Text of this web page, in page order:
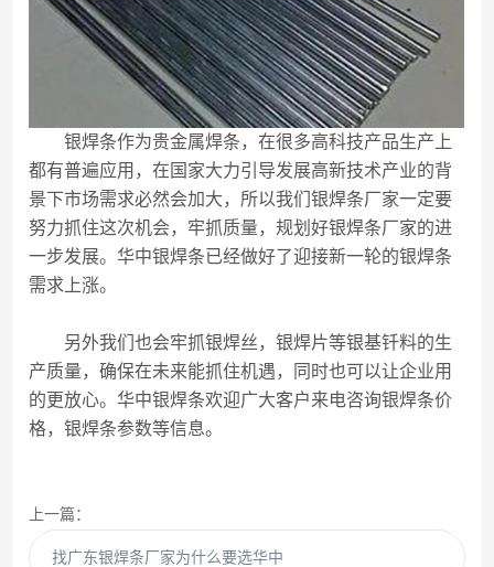
银焊条作为贵金属焊条，在很多高科技产品生产上
都有普遍应用，在国家大力引导发展高新技术产业的背
景下市场需求必然会加大，所以我们银焊条厂家一定要
努力抓住这次机会，牢抓质量，规划好银焊条厂家的进
一步发展。华中银焊条已经做好了迎接新一轮的银焊条
需求上涨。
另外我们也会牢抓银焊丝，银焊片等银基钎料的生
产质量，确保在未来能抓住机遇，同时也可以让企业用
的更放心。华中银焊条欢迎广大客户来电咨询银焊条价
格，银焊条参数等信息。
上一篇：
找广东银焊条厂家为什么要选华中